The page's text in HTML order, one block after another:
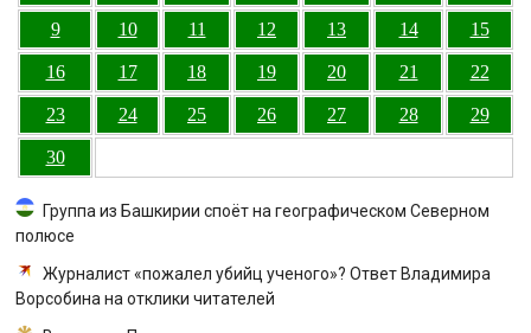
9 10 11 12 13 14 15
16 17 18 19 20 21 22
23 24 25 26 27 28 29
30
Группа из Башкирии споёт на географическом Северном
полюсе
Журналист «пожалел убийц ученого»? Ответ Владимира
Ворсобина на отклики читателей